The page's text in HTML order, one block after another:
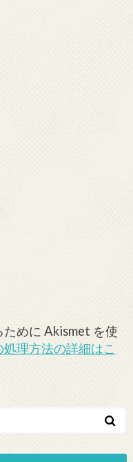
めに Akismet を使
理方法の詳細はこ